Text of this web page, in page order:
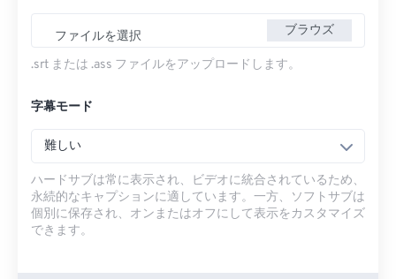
ファイルを選択 ブラウズ
.srt または .ass ファイルをアップロードします。
字幕モード
難しい
ハードサブは常に表示され、ビデオに統合されているため、
永続的なキャプションに適しています。一方、ソフトサブは
個別に保存され、オンまたはオフにして表示をカスタマイズ
できます。